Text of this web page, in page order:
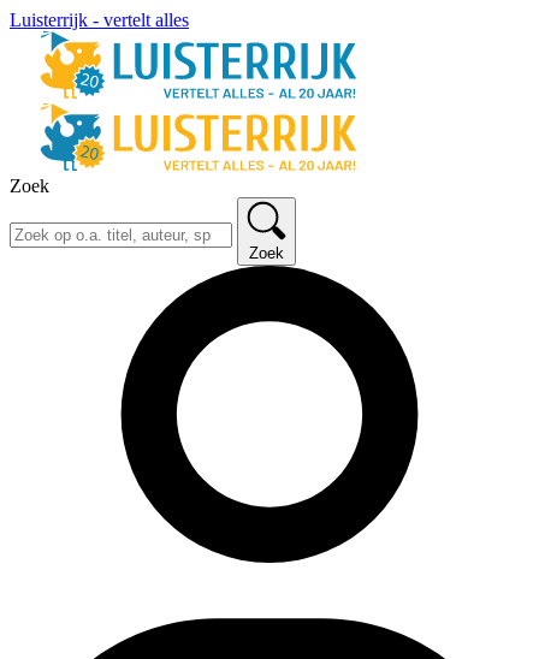
Luisterrijk - vertelt alles
Zoek
Zoek